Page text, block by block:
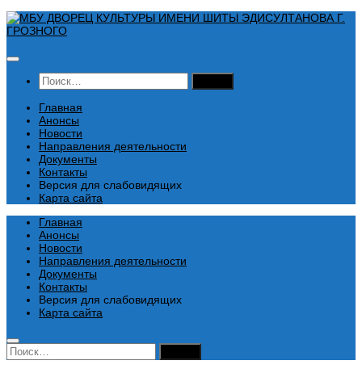
Перейти
к
Найти:
Главная
Анонсы
Новости
Направления деятельности
Документы
Контакты
Версия для слабовидящих
Карта сайта
Главная
Анонсы
Новости
Направления деятельности
Документы
Контакты
Версия для слабовидящих
Карта сайта
Найти: